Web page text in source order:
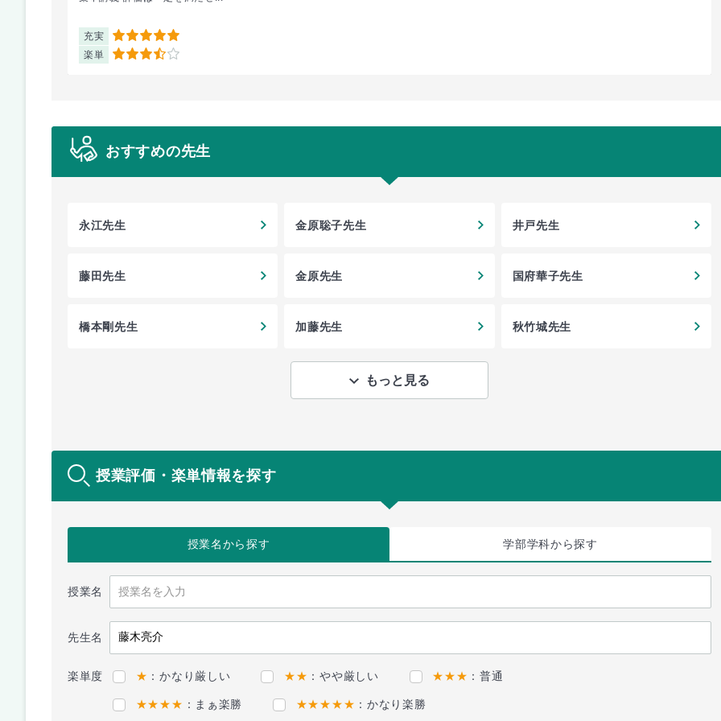
充実 5
楽単 3.5
おすすめの先生
永江先生 金原聡子先生 井戸先生
藤田先生 金原先生 国府華子先生
橋本剛先生 加藤先生 秋竹城先生
もっと見る
授業評価・楽単情報を探す
授業名から探す 学部学科から探す
授業名
先生名
楽単度 ★ ：かなり厳しい ★★ ：やや厳しい ★★★ ：普通
★★★★ ：まぁ楽勝 ★★★★★ ：かなり楽勝